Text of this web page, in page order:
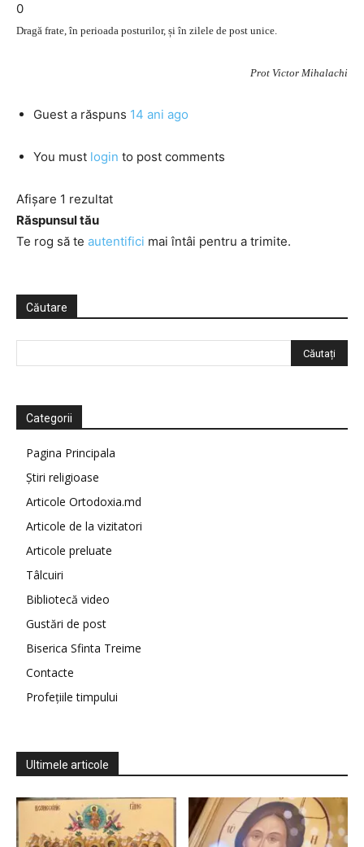
0
Dragă frate, în perioada posturilor, și în zilele de post unice.
Prot Victor Mihalachi
Guest a răspuns 14 ani ago
You must login to post comments
Afișare 1 rezultat
Răspunsul tău
Te rog să te autentifici mai întâi pentru a trimite.
Căutare
Categorii
Pagina Principala
Știri religioase
Articole Ortodoxia.md
Articole de la vizitatori
Articole preluate
Tâlcuiri
Bibliotecă video
Gustări de post
Biserica Sfinta Treime
Contacte
Profețiile timpului
Ultimele articole